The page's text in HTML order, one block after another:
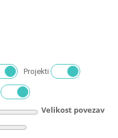
Projekti
Velikost povezav